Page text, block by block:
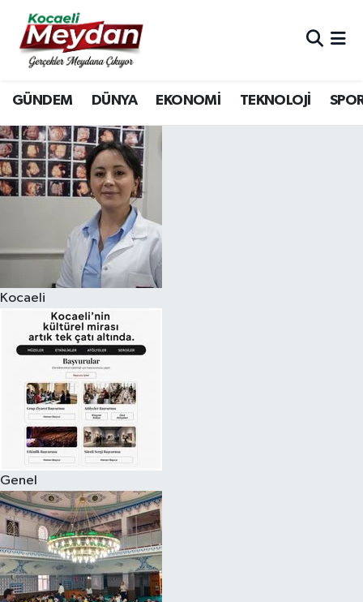
GÜNDEM DÜNYA EKONOMİ TEKNOLOJİ
Kocaeli
Genel
Nöbetçi Eczaneler
Hava Durumu
Trafik Durumu
Süper Lig Puan Durumu ve Fikstür
Tüm Manşetler
Son Dakika Haberleri
Haber Arşivi